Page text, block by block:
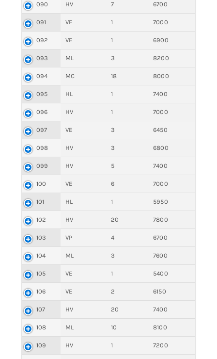
090 HV 7 6700
091 VE 1 7000
092 VE 1 6900
093 ML 3 8200
094 MC 18 8000
095 HL 1 7400
096 HV 1 7000
097 VE 3 6450
098 HV 3 6800
099 HV 5 7400
100 VE 6 7000
101 HL 1 5950
102 HV 20 7800
103 VP 4 6700
104 ML 3 7600
105 VE 1 5400
106 VE 2 6150
107 HV 20 7400
108 ML 10 8100
109 HV 1 7200